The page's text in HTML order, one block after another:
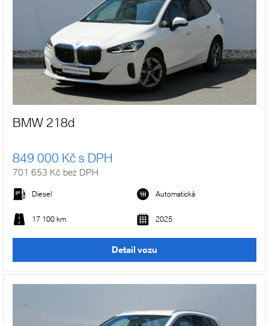
BMW 218d
849 000 Kč s DPH
701 653 Kč bez DPH
Diesel Automatická
17 100 km 2025
Detail vozu